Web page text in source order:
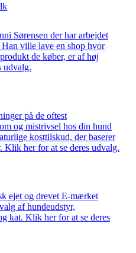
Sørensen der har arbejdet
Han ville lave en shop hvor
de køber, er af høj
udvalg.
på de oftest
og mistrivsel hos din hund
kosttilskud, der baserer
Klik her for at se deres udvalg.
ejet og drevet E-mærket
af hundeudstyr,
kat. Klik her for at se deres